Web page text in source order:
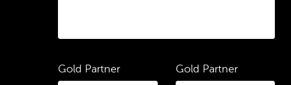
Gold Partner Gold Partner